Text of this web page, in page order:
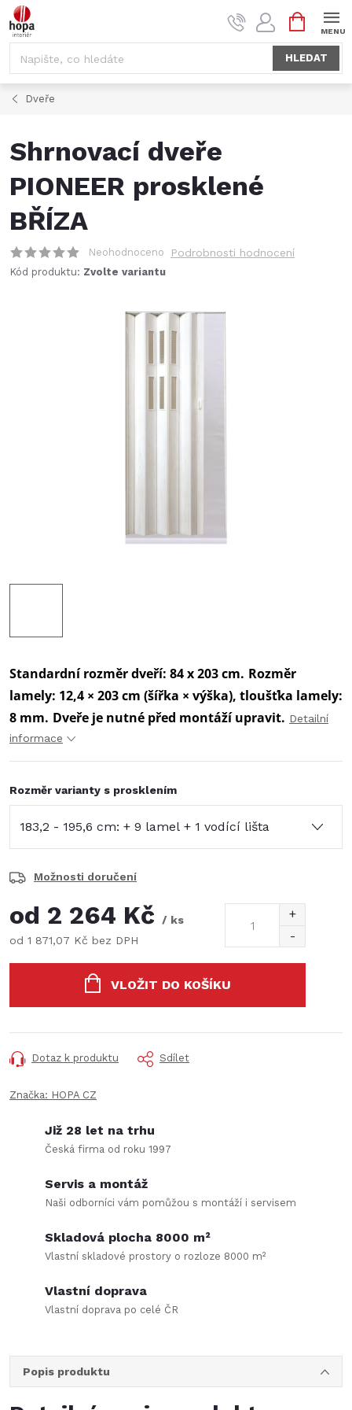
Přejít
na
HLEDAT
NÁKUPNÍ
KOŠÍK
Dveře
Shrnovací dveře
PIONEER prosklené
BŘÍZA
Neohodnoceno Podrobnosti hodnocení
Kód produktu: Zvolte variantu
Standardní rozměr dveří: 84 x 203 cm. Rozměr
lamely: 12,4 × 203 cm (šířka × výška), tloušťka lamely:
8 mm. Dveře je nutné před montáží upravit. Detailní
informace
Rozměr varianty s prosklením
Možnosti doručení
od 2 264 Kč
/ ks
od 1 871,07 Kč bez DPH
VLOŽIT DO KOŠÍKU
Dotaz k produktu Sdílet
Značka: HOPA CZ
Již 28 let na trhu
Česká firma od roku 1997
Servis a montáž
Naši odborníci vám pomůžou s montáží i servisem
Skladová plocha 8000 m²
Vlastní skladové prostory o rozloze 8000 m²
Vlastní doprava
Vlastní doprava po celé ČR
Popis produktu